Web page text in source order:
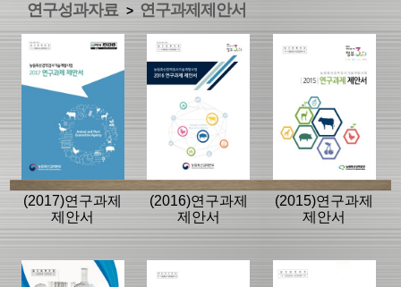
연구성과자료 > 연구과제제안서
(2017)연구과제
제안서
(2016)연구과제
제안서
(2015)연구과제
제안서